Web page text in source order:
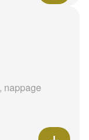
nappage